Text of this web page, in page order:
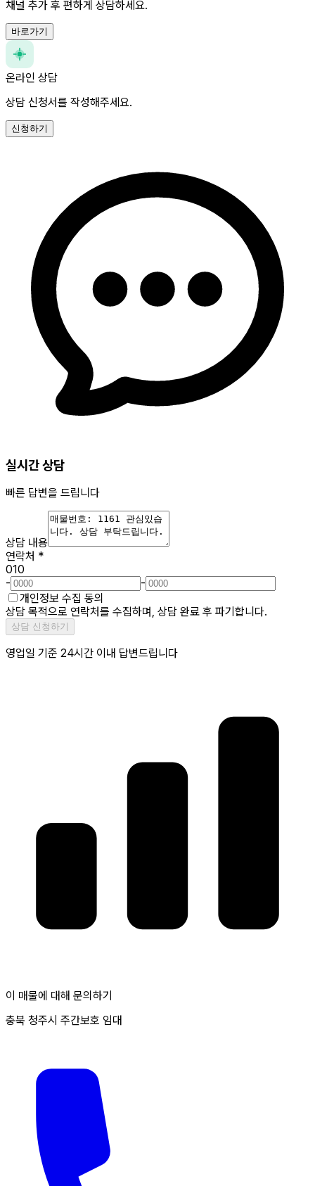
채널 추가 후 편하게 상담하세요.
바로가기
온라인 상담
상담 신청서를 작성해주세요.
신청하기
실시간 상담
빠른 답변을 드립니다
상담 내용
연락처 *
010
-
-
개인정보 수집 동의
상담 목적으로 연락처를 수집하며, 상담 완료 후 파기합니다.
상담 신청하기
영업일 기준 24시간 이내 답변드립니다
이 매물에 대해 문의하기
충북 청주시 주간보호 임대